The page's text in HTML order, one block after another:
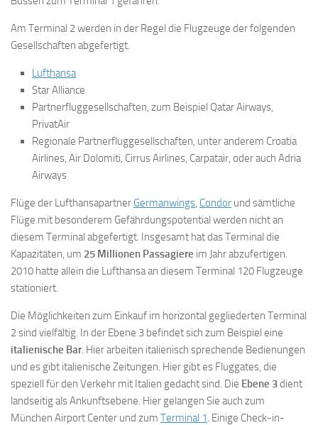
Am Terminal 2 werden in der Regel die Flugzeuge der folgenden
Gesellschaften abgefertigt.
Lufthansa
Star Alliance
Partnerfluggesellschaften, zum Beispiel Qatar Airways,
PrivatAir
Regionale Partnerfluggesellschaften, unter anderem Croatia
Airlines, Air Dolomiti, Cirrus Airlines, Carpatair, oder auch Adria
Airways
Flüge der Lufthansapartner Germanwings, Condor und sämtliche
Flüge mit besonderem Gefährdungspotential werden nicht an
diesem Terminal abgefertigt. Insgesamt hat das Terminal die
Kapazitäten, um 25 Millionen Passagiere im Jahr abzufertigen.
2010 hatte allein die Lufthansa an diesem Terminal 120 Flugzeuge
stationiert.
Die Möglichkeiten zum Einkauf im horizontal gegliederten Terminal
2 sind vielfältig. In der Ebene 3 befindet sich zum Beispiel eine
italienische Bar. Hier arbeiten italienisch sprechende Bedienungen
und es gibt italienische Zeitungen. Hier gibt es Fluggates, die
speziell für den Verkehr mit Italien gedacht sind. Die Ebene 3dient
landseitig als Ankunftsebene. Hier gelangen Sie auch zum
München Airport Center und zum Terminal 1. Einige Check-in-